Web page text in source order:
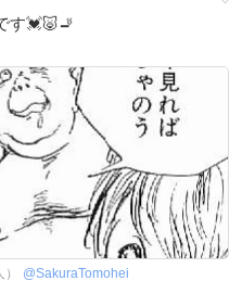
す💓🐷🚬
@SakuraTomohei